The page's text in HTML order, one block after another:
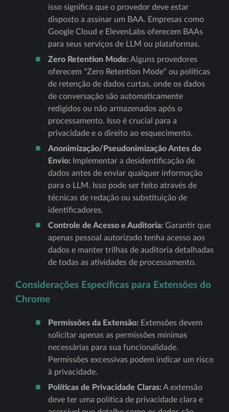
isso significa que o provedor deve estar
disposto a assinar um BAA. Empresas como
Google Cloud e ElevenLabs oferecem BAAs
para seus serviços de LLM ou plataformas.
Zero Retention Mode:Alguns provedores
oferecem "Zero Retention Mode" ou políticas
de retenção de dados curtas, onde os dados
de conversação são automaticamente
redigidos ou não armazenados após o
processamento. Isso é crucial para a
privacidade e o direito ao esquecimento.
Anonimização/Pseudonimização Antes do
Envio: Implementar a desidentificação de
dados antes de enviar qualquer informação
para o LLM. Isso pode ser feito através de
técnicas de redação ou substituição de
identificadores.
Controle de Acesso e Auditoria: Garantir que
apenas pessoal autorizado tenha acesso aos
dados e manter trilhas de auditoria detalhadas
de todas as atividades de processamento.
Considerações Específicas para Extensões do
Chrome
Permissões da Extensão: Extensões devem
solicitar apenas as permissões mínimas
necessárias para sua funcionalidade.
Permissões excessivas podem indicar um risco
à privacidade.
Políticas de Privacidade Claras:A extensão
deve ter uma política de privacidade clara e